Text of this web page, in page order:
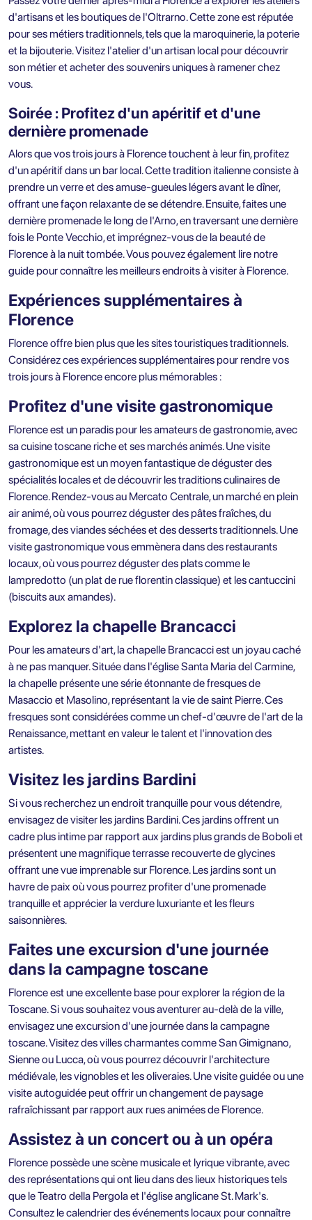
d'artisans et les boutiques de l'Oltrarno. Cette zone est réputée
pour ses métiers traditionnels, tels que la maroquinerie, la poterie
et la bijouterie. Visitez l'atelier d'un artisan local pour découvrir
son métier et acheter des souvenirs uniques à ramener chez
vous.
Soirée : Profitez d'un apéritif et d'une
dernière promenade
Alors que vos trois jours à Florence touchent à leur fin, profitez
d'un apéritif dans un bar local. Cette tradition italienne consiste à
prendre un verre et des amuse-gueules légers avant le dîner,
offrant une façon relaxante de se détendre. Ensuite, faites une
dernière promenade le long de l'Arno, en traversant une dernière
fois le Ponte Vecchio, et imprégnez-vous de la beauté de
Florence à la nuit tombée. Vous pouvez également lire notre
guide pour connaître lesmeilleurs endroits à visiter à Florence.
Expériences supplémentaires à
Florence
Florence offre bien plus que les sites touristiques traditionnels.
Considérez ces expériences supplémentaires pour rendre vos
trois jours à Florence encore plus mémorables :
Profitez d'une visite gastronomique
Florence est un paradis pour les amateurs de gastronomie, avec
sa cuisine toscane riche et ses marchés animés. Une visite
gastronomique est un moyen fantastique de déguster des
spécialités locales et de découvrir les traditions culinaires de
Florence. Rendez-vous au Mercato Centrale, un marché en plein
air animé, où vous pourrez déguster des pâtes fraîches, du
fromage, des viandes séchées et des desserts traditionnels. Une
visite gastronomique vous emmènera dans des restaurants
locaux, où vous pourrez déguster des plats comme le
lampredotto (un plat de rue florentin classique) et les cantuccini
(biscuits aux amandes).
Explorez la chapelle Brancacci
Pour les amateurs d'art, la chapelle Brancacci est un joyau caché
à ne pas manquer. Située dans l'église Santa Maria del Carmine,
la chapelle présente une série étonnante de fresques de
Masaccio et Masolino, représentant la vie de saint Pierre. Ces
fresques sont considérées comme un chef-d'œuvre de l'art de la
Renaissance, mettant en valeur le talent et l'innovation des
artistes.
Visitez les jardins Bardini
Si vous recherchez un endroit tranquille pour vous détendre,
envisagez de visiter les jardins Bardini. Ces jardins offrent un
cadre plus intime par rapport aux jardins plus grands de Boboli et
présentent une magnifique terrasse recouverte de glycines
offrant une vue imprenable sur Florence. Les jardins sont un
havre de paix où vous pourrez profiter d'une promenade
tranquille et apprécier la verdure luxuriante et les fleurs
saisonnières.
Faites une excursion d'une journée
dans la campagne toscane
Florence est une excellente base pour explorer la région de la
Toscane. Si vous souhaitez vous aventurer au-delà de la ville,
envisagez une excursion d'une journée dans la campagne
toscane. Visitez des villes charmantes comme San Gimignano,
Sienne ou Lucca, où vous pourrez découvrir l'architecture
médiévale, les vignobles et les oliveraies. Une visite guidée ou une
visite autoguidée peut offrir un changement de paysage
rafraîchissant par rapport aux rues animées de Florence.
Assistez à un concert ou à un opéra
Florence possède une scène musicale et lyrique vibrante, avec
des représentations qui ont lieu dans des lieux historiques tels
que le Teatro della Pergola et l'église anglicane St. Mark's.
Consultez le calendrier des événements locaux pour connaître